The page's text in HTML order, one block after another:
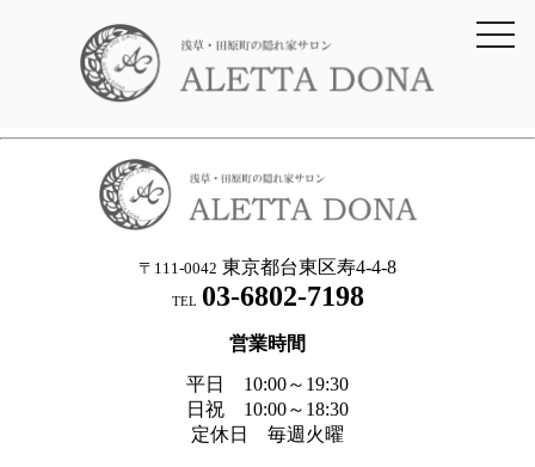
toggle
〒111-0042 東京都台東区寿4-4-8
TEL 03-6802-7198
営業時間
平日 10:00～19:30
日祝 10:00～18:30
定休日 毎週火曜